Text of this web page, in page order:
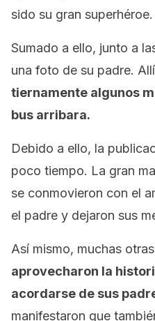
sido su gran superhéroe.
Sumado a ello, junto a
una foto de su padre. Allí
tiernamente algunos
bus arribara.
Debido a ello, la
poco tiempo. La gran
se conmovieron con el
el padre y dejaron sus
Así mismo, muchas
aprovecharon la
acordarse de sus
manifestaron que